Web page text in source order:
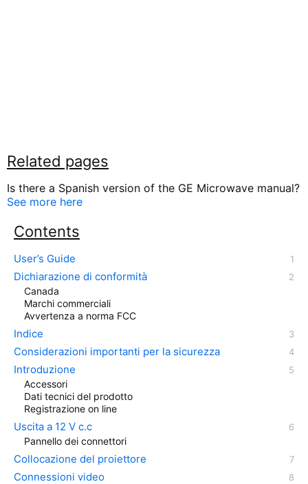
Related pages
Is there a Spanish version of the GE Microwave manual?
See more here
Contents
User’s Guide
Dichiarazione di conformità
Canada
Marchi commerciali
Avvertenza a norma FCC
Indice
Considerazioni importanti per la sicurezza
Introduzione
Accessori
Dati tecnici del prodotto
Registrazione on line
Uscita a 12 V c.c
Pannello dei connettori
Collocazione del proiettore
Connessioni video